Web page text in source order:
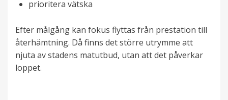
prioritera vätska
Efter målgång kan fokus flyttas från prestation till
återhämtning. Då finns det större utrymme att
njuta av stadens matutbud, utan att det påverkar
loppet.